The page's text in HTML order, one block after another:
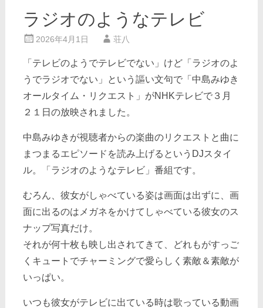
ラジオのようなテレビ
2026年4月1日 荘八
「テレビのようでテレビでない」けど「ラジオのよ
うでラジオでない」という謳い文句で「中島みゆき
オールタイム・リクエスト」がNHKテレビで３月
２１日の放映されました。
中島みゆきが視聴者からの楽曲のリクエストと曲に
まつまるエピソードを読み上げるというDJスタイ
ル。「ラジオのようなテレビ」番組です。
むろん、彼女がしゃべている姿は画面は出ずに、画
面に出るのはメガネをかけてしゃべている彼女のス
ナップ写真だけ。
それが何十枚も映し出されてきて、どれもがすっご
くキュートでチャーミングで愛らしく素敵＆素敵が
いっぱい。
いつも彼女がテレビに出ている時は歌っている動画